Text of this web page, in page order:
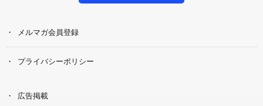
メルマガ会員登録
プライバシーポリシー
広告掲載